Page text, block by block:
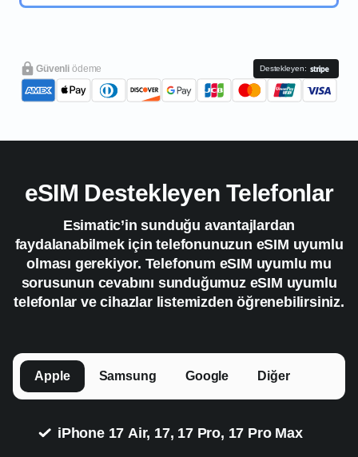
Güvenli ödeme Destekleyen:
eSIM Destekleyen Telefonlar
Esimatic’in sunduğu avantajlardan
faydalanabilmek için telefonunuzun eSIM uyumlu
olması gerekiyor. Telefonum eSIM uyumlu mu
sorusunun cevabını sunduğumuz eSIM uyumlu
telefonlar ve cihazlar listemizden öğrenebilirsiniz.
Apple Samsung Google Diğer
iPhone 17 Air, 17, 17 Pro, 17 Pro Max